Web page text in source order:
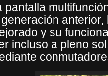
pantalla
y su
incluso a pleno